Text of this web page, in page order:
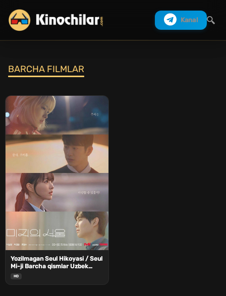
Kanal
BARCHA FILMLAR
Yozilmagan Seul Hikoyasi / Seul
Mi-ji Barcha qismlar Uzbek
Tilida
HD